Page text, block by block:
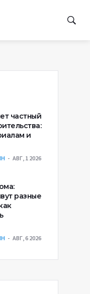
частный
и
АВГ, 1 2026
разные
АВГ, 6 2026